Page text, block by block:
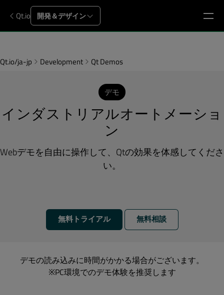
Qt.io 開発＆デザイン
Qt.io/ja-jp Development Qt Demos
デモ
インダストリアルオートメーショ
ン
Webデモを自由に操作して、Qtの効果を体感してくださ
い。
無料トライアル 無料相談
デモの読み込みに時間がかかる場合がございます。
※PC環境でのデモ体験を推奨します